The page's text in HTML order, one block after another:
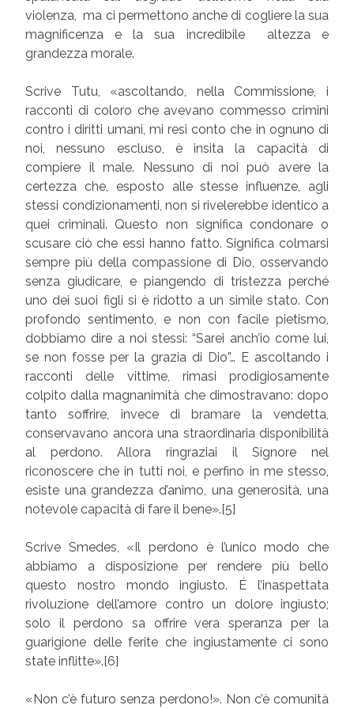
violenza, ma ci permettono anche di cogliere la sua
magnificenza e la sua incredibile altezza e
grandezza morale.
Scrive Tutu, «ascoltando, nella Commissione, i
racconti di coloro che avevano commesso crimini
contro i diritti umani, mi resi conto che in ognuno di
noi, nessuno escluso, è insita la capacità di
compiere il male. Nessuno di noi può avere la
certezza che, esposto alle stesse influenze, agli
stessi condizionamenti, non si rivelerebbe identico a
quei criminali. Questo non significa condonare o
scusare ciò che essi hanno fatto. Significa colmarsi
sempre più della compassione di Dio, osservando
senza giudicare, e piangendo di tristezza perché
uno dei suoi figli si è ridotto a un simile stato. Con
profondo sentimento, e non con facile pietismo,
dobbiamo dire a noi stessi: “Sarei anch’io come lui,
se non fosse per la grazia di Dio”… E ascoltando i
racconti delle vittime, rimasi prodigiosamente
colpito dalla magnanimità che dimostravano: dopo
tanto soffrire, invece di bramare la vendetta,
conservavano ancora una straordinaria disponibilità
al perdono. Allora ringraziai il Signore nel
riconoscere che in tutti noi, e perfino in me stesso,
esiste una grandezza d’animo, una generosità, una
notevole capacità di fare il bene».[5]
Scrive Smedes, «Il perdono è l’unico modo che
abbiamo a disposizione per rendere più bello
questo nostro mondo ingiusto. É l’inaspettata
rivoluzione dell’amore contro un dolore ingiusto;
solo il perdono sa offrire vera speranza per la
guarigione delle ferite che ingiustamente ci sono
state inflitte».[6]
«Non c’è futuro senza perdono!». Non c’è comunità